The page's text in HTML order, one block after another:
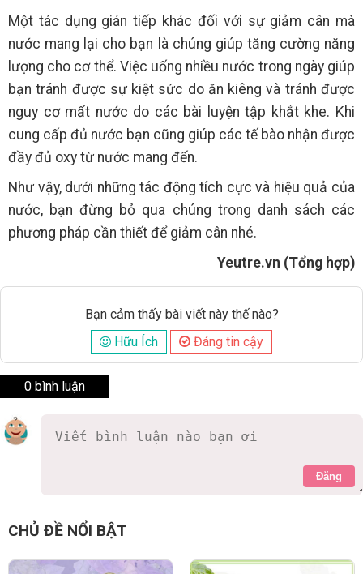
Một tác dụng gián tiếp khác đối với sự giảm cân mà
nước mang lại cho bạn là chúng giúp tăng cường năng
lượng cho cơ thể. Việc uống nhiều nước trong ngày giúp
bạn tránh được sự kiệt sức do ăn kiêng và tránh được
nguy cơ mất nước do các bài luyện tập khắt khe. Khi
cung cấp đủ nước bạn cũng giúp các tế bào nhận được
đầy đủ oxy từ nước mang đến.
Như vậy, dưới những tác động tích cực và hiệu quả của
nước, bạn đừng bỏ qua chúng trong danh sách các
phương pháp cần thiết để giảm cân nhé.
Yeutre.vn (Tổng hợp)
Bạn cảm thấy bài viết này thế nào?
Hữu Ích
Đáng tin cậy
0 bình luận
Đăng
CHỦ ĐỀ NỔI BẬT